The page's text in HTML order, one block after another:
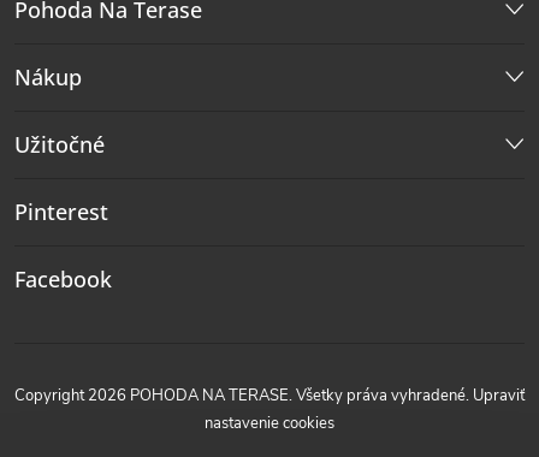
Pohoda Na Terase
Nákup
Užitočné
Pinterest
Facebook
Copyright 2026 POHODA NA TERASE. Všetky práva vyhradené. Upraviť
nastavenie cookies